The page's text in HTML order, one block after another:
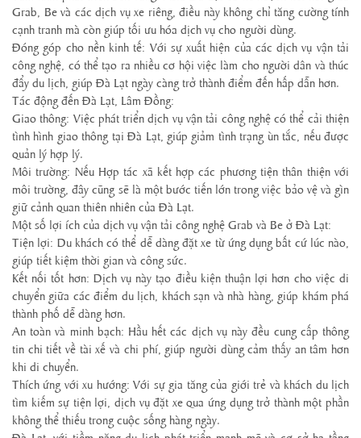
Grab, Be và các dịch vụ xe riêng, điều này không chỉ tăng cường tính
cạnh tranh mà còn giúp tối ưu hóa dịch vụ cho người dùng.
Đóng góp cho nền kinh tế: Với sự xuất hiện của các dịch vụ vận tải
công nghệ, có thể tạo ra nhiều cơ hội việc làm cho người dân và thúc
đẩy du lịch, giúp Đà Lạt ngày càng trở thành điểm đến hấp dẫn hơn.
Tác động đến Đà Lạt, Lâm Đồng:
Giao thông: Việc phát triển dịch vụ vận tải công nghệ có thể cải thiện
tình hình giao thông tại Đà Lạt, giúp giảm tình trạng ùn tắc, nếu được
quản lý hợp lý.
Môi trường: Nếu Hợp tác xã kết hợp các phương tiện thân thiện với
môi trường, đây cũng sẽ là một bước tiến lớn trong việc bảo vệ và gìn
giữ cảnh quan thiên nhiên của Đà Lạt.
Một số lợi ích của dịch vụ vận tải công nghệ Grab và Be ở Đà Lạt:
Tiện lợi: Du khách có thể dễ dàng đặt xe từ ứng dụng bất cứ lúc nào,
giúp tiết kiệm thời gian và công sức.
Kết nối tốt hơn: Dịch vụ này tạo điều kiện thuận lợi hơn cho việc di
chuyển giữa các điểm du lịch, khách sạn và nhà hàng, giúp khám phá
thành phố dễ dàng hơn.
An toàn và minh bạch: Hầu hết các dịch vụ này đều cung cấp thông
tin chi tiết về tài xế và chi phí, giúp người dùng cảm thấy an tâm hơn
khi di chuyển.
Thích ứng với xu hướng: Với sự gia tăng của giới trẻ và khách du lịch
tìm kiếm sự tiện lợi, dịch vụ đặt xe qua ứng dụng trở thành một phần
không thể thiếu trong cuộc sống hàng ngày.